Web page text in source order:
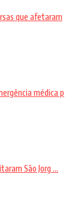
que afetaram
médica p
São Jorg ...